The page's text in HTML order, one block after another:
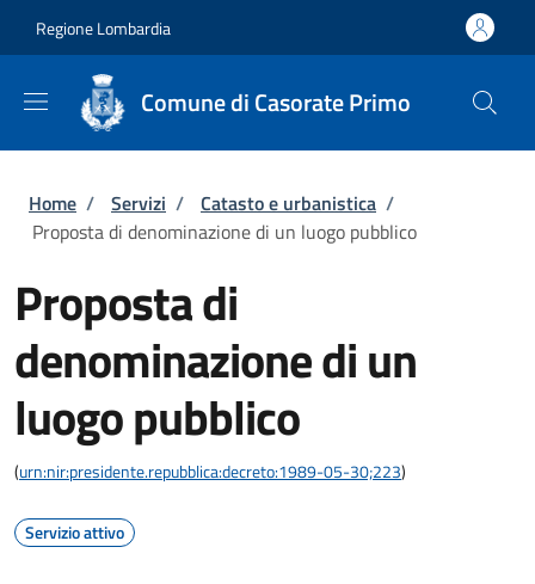
Regione Lombardia
Comune di Casorate Primo
Briciole di pane
Home / Servizi / Catasto e urbanistica /
Proposta di denominazione di un luogo pubblico
Proposta di
denominazione di un
luogo pubblico
(urn:nir:presidente.repubblica:decreto:1989-05-30;223)
Servizio attivo